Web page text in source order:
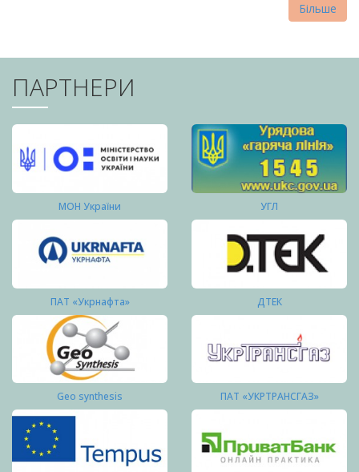
Більше
ПАРТНЕРИ
МОН України УГЛ
ПАТ «Укрнафта» ДТЕК
Geo synthesis ПАТ «УКРТРАНСГАЗ»